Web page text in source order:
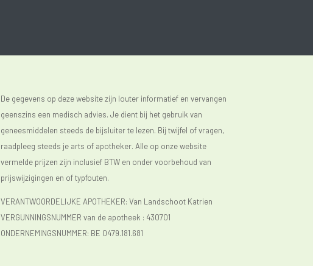
De gegevens op deze website zijn louter informatief en vervangen
geenszins een medisch advies. Je dient bij het gebruik van
geneesmiddelen steeds de bijsluiter te lezen. Bij twijfel of vragen,
raadpleeg steeds je arts of apotheker. Alle op onze website
vermelde prijzen zijn inclusief BTW en onder voorbehoud van
prijswijzigingen en of typfouten.
VERANTWOORDELIJKE APOTHEKER: Van Landschoot Katrien
VERGUNNINGSNUMMER van de apotheek : 430701
ONDERNEMINGSNUMMER: BE 0479.181.681